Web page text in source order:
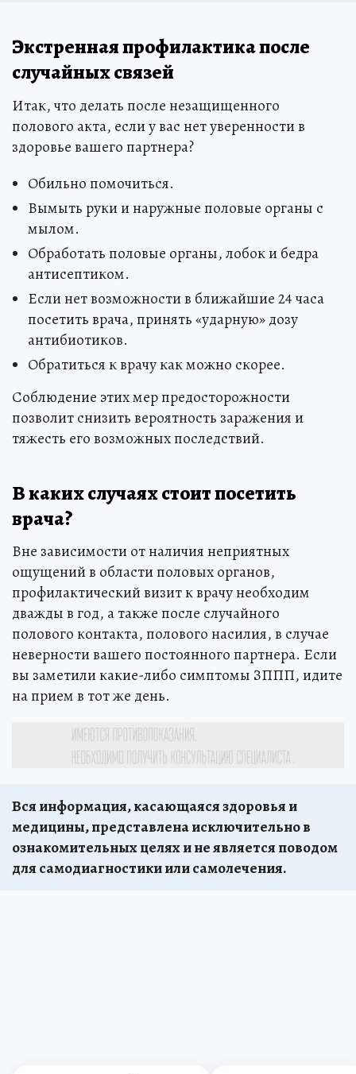
Экстренная профилактика после
случайных связей
Итак, что делать после незащищенного
полового акта, если у вас нет уверенности в
здоровье вашего партнера?
Обильно помочиться.
Вымыть руки и наружные половые органы с
мылом.
Обработать половые органы, лобок и бедра
антисептиком.
Если нет возможности в ближайшие 24 часа
посетить врача, принять «ударную» дозу
антибиотиков.
Обратиться к врачу как можно скорее.
Соблюдение этих мер предосторожности
позволит снизить вероятность заражения и
тяжесть его возможных последствий.
В каких случаях стоит посетить
врача?
Вне зависимости от наличия неприятных
ощущений в области половых органов,
профилактический визит к врачу необходим
дважды в год, а также после случайного
полового контакта, полового насилия, в случае
неверности вашего постоянного партнера. Если
вы заметили какие-либо симптомы ЗППП, идите
на прием в тот же день.
Вся информация, касающаяся здоровья и
медицины, представлена исключительно в
ознакомительных целях и не является поводом
для самодиагностики или самолечения.